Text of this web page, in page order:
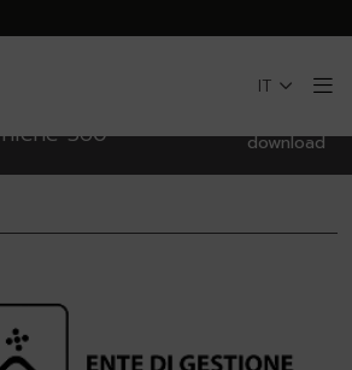
IT
360°
download